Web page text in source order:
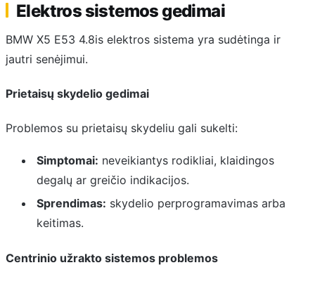
Elektros sistemos gedimai
BMW X5 E53 4.8is elektros sistema yra sudėtinga ir
jautri senėjimui.
Prietaisų skydelio gedimai
Problemos su prietaisų skydeliu gali sukelti:
Simptomai: neveikiantys rodikliai, klaidingos
degalų ar greičio indikacijos.
Sprendimas: skydelio perprogramavimas arba
keitimas.
Centrinio užrakto sistemos problemos